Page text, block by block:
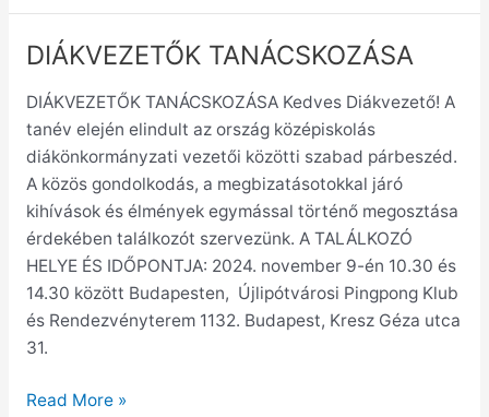
DIÁKVEZETŐK TANÁCSKOZÁSA
DIÁKVEZETŐK TANÁCSKOZÁSA Kedves Diákvezető! A
tanév elején elindult az ország középiskolás
diákönkormányzati vezetői közötti szabad párbeszéd.
A közös gondolkodás, a megbizatásotokkal járó
kihívások és élmények egymással történő megosztása
érdekében találkozót szervezünk. A TALÁLKOZÓ
HELYE ÉS IDŐPONTJA: 2024. november 9-én 10.30 és
14.30 között Budapesten, Újlipótvárosi Pingpong Klub
és Rendezvényterem 1132. Budapest, Kresz Géza utca
31.
DIÁKVEZETŐK
Read More »